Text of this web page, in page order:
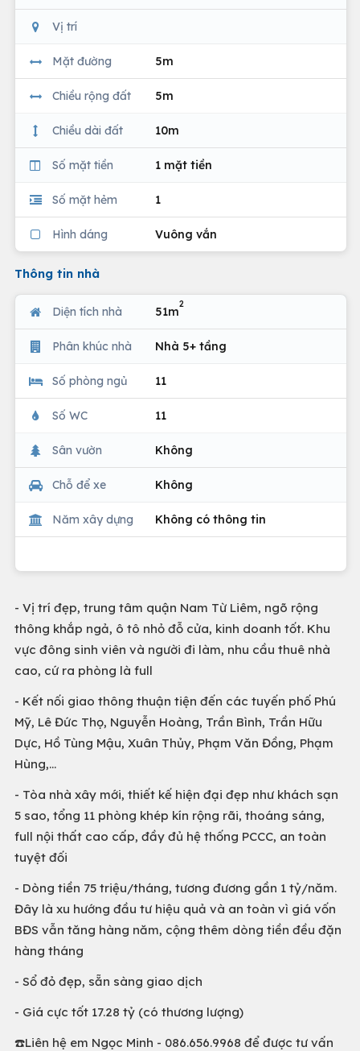
Vị trí
Mặt đường 5m
Chiều rộng đất 5m
Chiều dài đất 10m
Số mặt tiền 1 mặt tiền
Số mặt hẻm 1
Hình dáng Vuông vắn
Thông tin nhà
Diện tích nhà 51m
2
Phân khúc nhà Nhà 5+ tầng
Số phòng ngủ 11
Số WC 11
Sân vườn Không
Chỗ để xe Không
Năm xây dựng Không có thông tin
- Vị trí đẹp, trung tâm quận Nam Từ Liêm, ngõ rộng
thông khắp ngả, ô tô nhỏ đỗ cửa, kinh doanh tốt. Khu
vực đông sinh viên và người đi làm, nhu cầu thuê nhà
cao, cứ ra phòng là full
- Kết nối giao thông thuận tiện đến các tuyến phố Phú
Mỹ, Lê Đức Thọ, Nguyễn Hoàng, Trần Bình, Trần Hữu
Dực, Hồ Tùng Mậu, Xuân Thủy, Phạm Văn Đồng, Phạm
Hùng,…
- Tòa nhà xây mới, thiết kế hiện đại đẹp như khách sạn
5 sao, tổng 11 phòng khép kín rộng rãi, thoáng sáng,
full nội thất cao cấp, đầy đủ hệ thống PCCC, an toàn
tuyệt đối
- Dòng tiền 75 triệu/tháng, tương đương gần 1 tỷ/năm.
Đây là xu hướng đầu tư hiệu quả và an toàn vì giá vốn
BĐS vẫn tăng hàng năm, cộng thêm dòng tiền đều đặn
hàng tháng
- Sổ đỏ đẹp, sẵn sàng giao dịch
- Giá cực tốt 17.28 tỷ (có thương lượng)
☎️Liên hệ em Ngọc Minh - 086.656.9968 để được tư vấn